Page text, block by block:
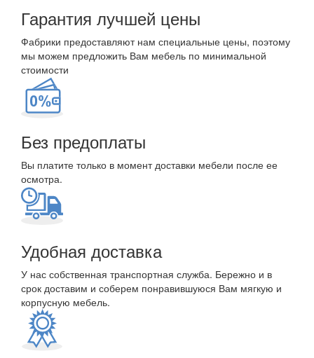
Гарантия лучшей цены
Фабрики предоставляют нам специальные цены, поэтому
мы можем предложить Вам мебель по минимальной
стоимости
Без предоплаты
Вы платите только в момент доставки мебели после ее
осмотра.
Удобная доставка
У нас собственная транспортная служба. Бережно и в
срок доставим и соберем понравившуюся Вам мягкую и
корпусную мебель.